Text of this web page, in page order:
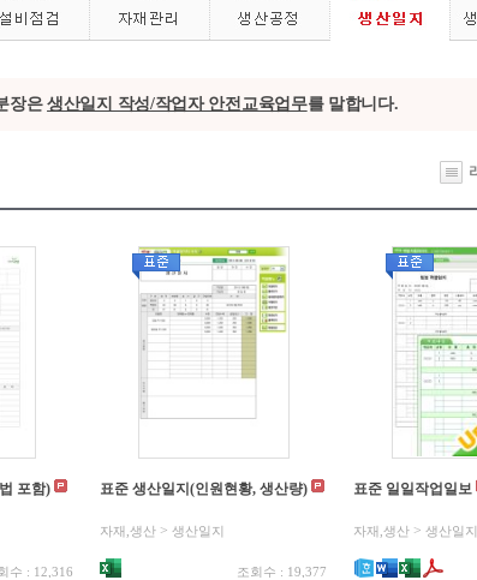
장은생산일지 작성/작업자 안전교육업무를 말합니다.
포함)
수 : 12,316
표준 생산일지(인원현황, 생산량)
자재,생산 > 생산일지
조회수 : 19,377
표준 일일작업일보
자재,생산 > 생산일지